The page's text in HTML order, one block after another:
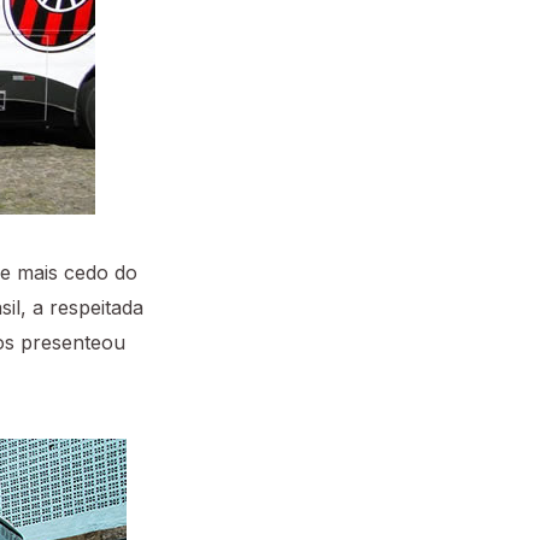
mais cedo do
a respeitada
presenteou